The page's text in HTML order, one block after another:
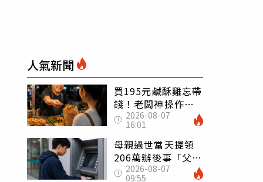
人氣新聞
買195元鹹酥雞忘帶
錢！老闆神操作
「倒找5元」 全網
看哭：這就是台灣
2026-08-07
16:01
母親過世當天提領
206萬辦後事「父子
遭判刑」 律師：
2026-08-07
09:55